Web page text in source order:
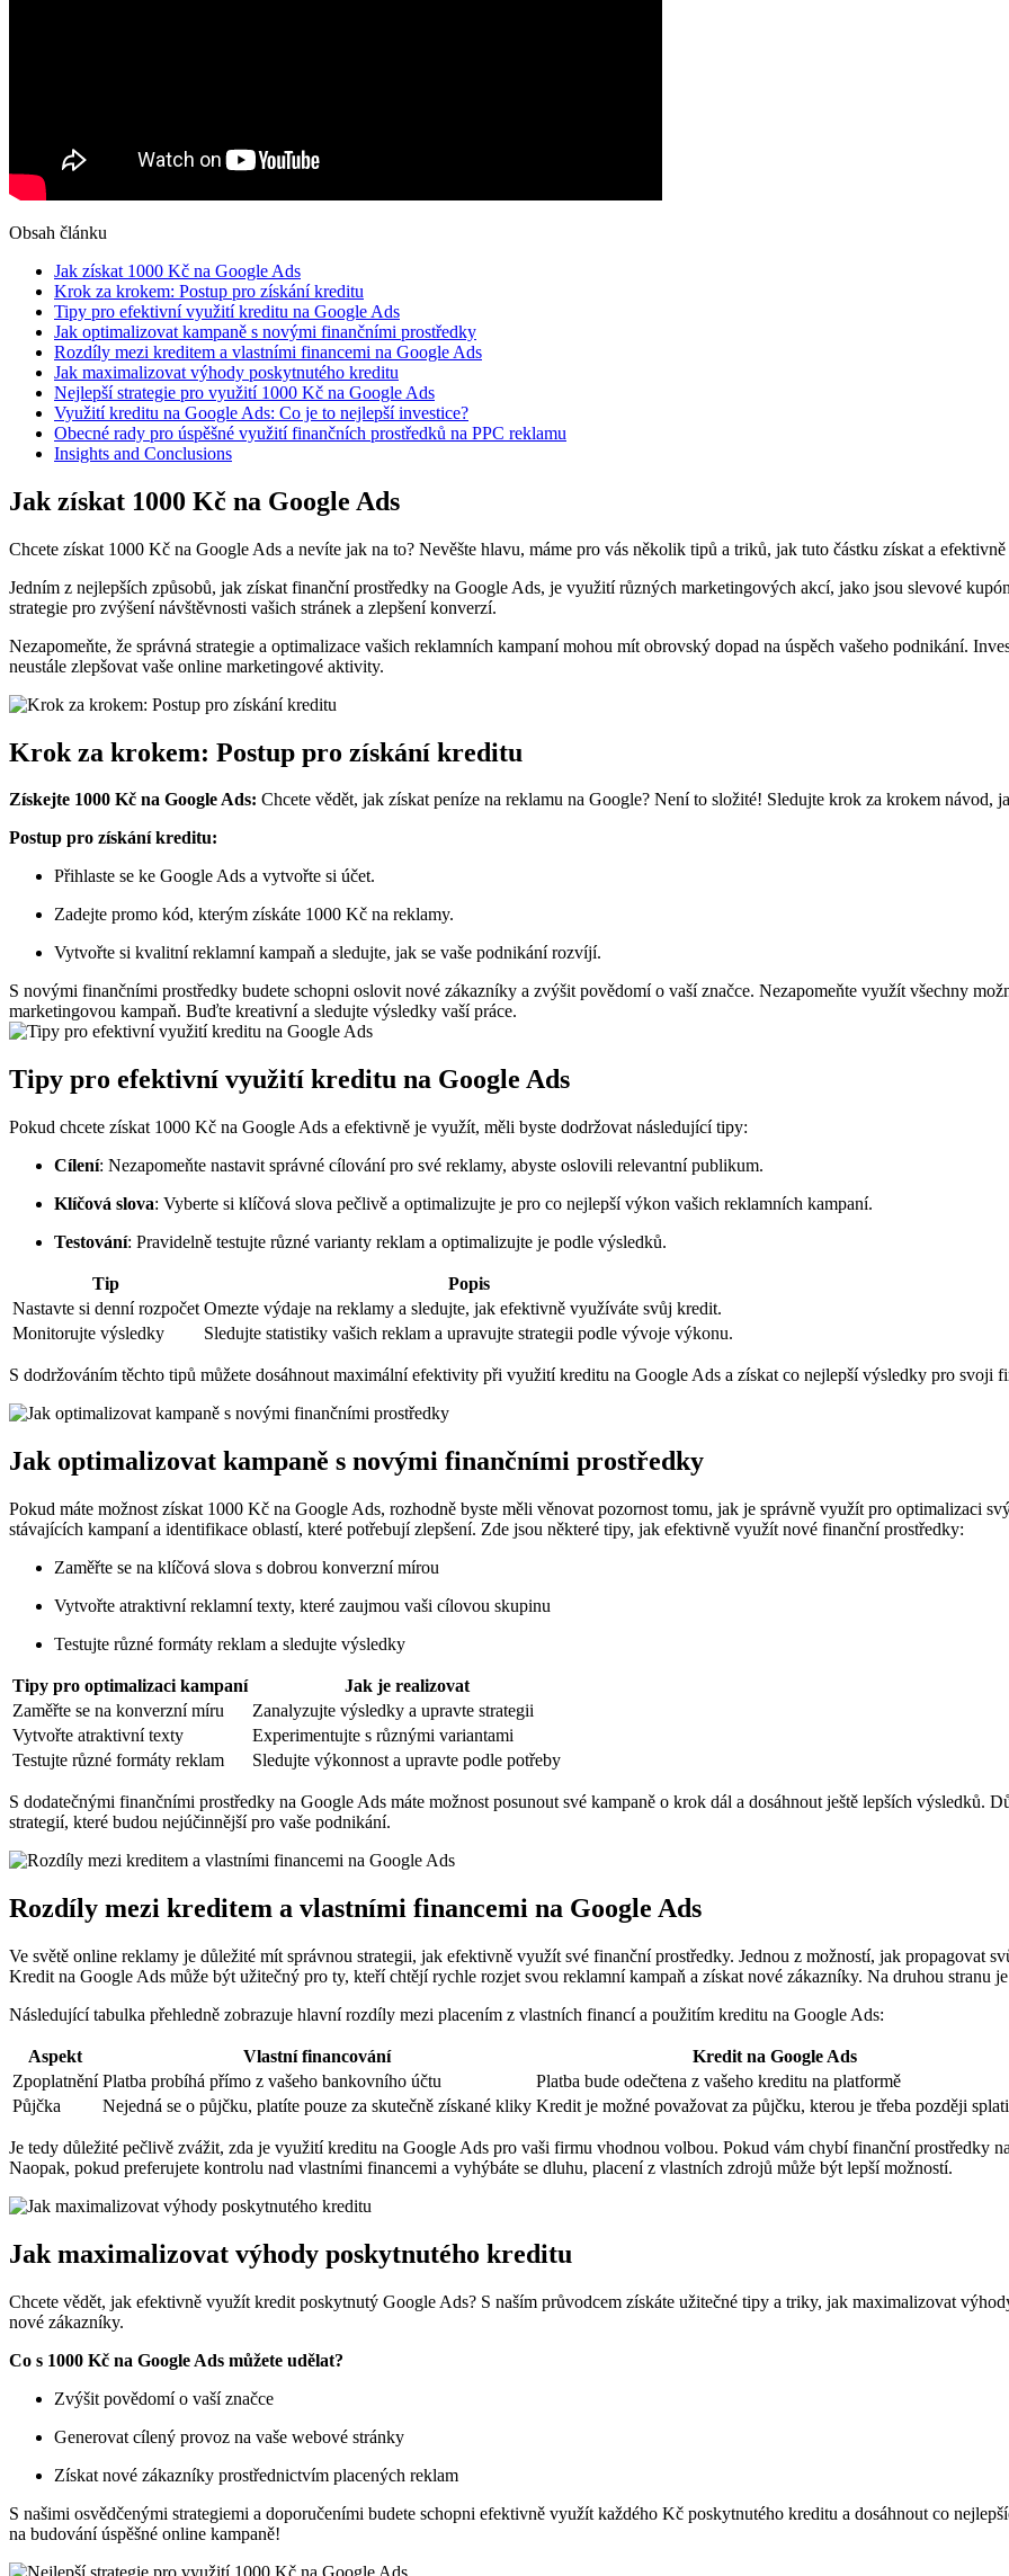
Obsah článku
Jak získat 1000 Kč na Google Ads
Krok za krokem: Postup pro získání kreditu
Tipy pro efektivní využití kreditu na Google Ads
Jak optimalizovat kampaně s novými finančními prostředky
Rozdíly mezi kreditem a vlastními financemi na Google Ads
Jak maximalizovat výhody poskytnutého kreditu
Nejlepší strategie pro využití 1000 Kč na Google Ads
Využití kreditu na Google Ads: Co je to nejlepší investice?
Obecné rady pro úspěšné využití finančních prostředků na PPC reklamu
Insights and Conclusions
Jak získat 1000 Kč na Google Ads
Chcete získat 1000 Kč na Google Ads a nevíte jak na to? Nevěšte hlavu, máme pro vás několik tipů a triků, jak tuto částku získat a
Jedním z nejlepších způsobů, jak získat finanční prostředky na Google Ads, je využití různých marketingových akcí, jako jsou slevové
strategie pro zvýšení návštěvnosti vašich stránek a zlepšení konverzí.
Nezapomeňte, že správná strategie a optimalizace vašich reklamních kampaní mohou mít obrovský dopad na úspěch vašeho podnikání.
neustále zlepšovat vaše online marketingové aktivity.
Krok za krokem: Postup pro získání kreditu
Získejte 1000 Kč na Google Ads: Chcete vědět, jak získat peníze na reklamu na Google? Není to složité! Sledujte krok za krokem návod,
Postup pro získání kreditu:
Přihlaste se ke Google Ads a vytvořte si účet.
Zadejte promo kód, kterým získáte 1000 Kč na reklamy.
Vytvořte si kvalitní reklamní kampaň a sledujte, jak se vaše podnikání rozvíjí.
S novými finančními prostředky budete schopni oslovit nové zákazníky a zvýšit povědomí o vaší značce. Nezapomeňte využít všechny
marketingovou kampaň. Buďte kreativní a sledujte výsledky vaší práce.
Tipy pro efektivní využití kreditu na Google Ads
Pokud chcete získat 1000 Kč na Google Ads a efektivně je využít, měli byste dodržovat následující tipy:
Cílení: Nezapomeňte nastavit správné cílování pro své reklamy, abyste oslovili relevantní publikum.
Klíčová slova: Vyberte si klíčová slova pečlivě a optimalizujte je pro co nejlepší výkon vašich reklamních kampaní.
Testování: Pravidelně testujte různé varianty reklam a optimalizujte je podle výsledků.
Tip
Popis
Nastavte si denní rozpočet Omezte výdaje na reklamy a sledujte, jak efektivně využíváte svůj kredit.
Monitorujte výsledky
Sledujte statistiky vašich reklam a upravujte strategii podle vývoje výkonu.
S dodržováním těchto tipů můžete dosáhnout maximální efektivity při využití kreditu na Google Ads a získat co nejlepší výsledky pro svoji
Jak optimalizovat kampaně s novými finančními prostředky
Pokud máte možnost získat 1000 Kč na Google Ads, rozhodně byste měli věnovat pozornost tomu, jak je správně využít pro optimalizaci
stávajících kampaní a identifikace oblastí, které potřebují zlepšení. Zde jsou některé tipy, jak efektivně využít nové finanční prostředky:
Zaměřte se na klíčová slova s dobrou konverzní mírou
Vytvořte atraktivní reklamní texty, které zaujmou vaši cílovou skupinu
Testujte různé formáty reklam a sledujte výsledky
Tipy pro optimalizaci kampaní
Jak je realizovat
Zaměřte se na konverzní míru
Zanalyzujte výsledky a upravte strategii
Vytvořte atraktivní texty
Experimentujte s různými variantami
Testujte různé formáty reklam
Sledujte výkonnost a upravte podle potřeby
S dodatečnými finančními prostředky na Google Ads máte možnost posunout své kampaně o krok dál a dosáhnout ještě lepších výsledků.
strategií, které budou nejúčinnější pro vaše podnikání.
Rozdíly mezi kreditem a vlastními financemi na Google Ads
Ve světě online reklamy je důležité mít správnou strategii, jak efektivně využít své finanční prostředky. Jednou z možností, jak propagovat
Kredit na Google Ads může být užitečný pro ty, kteří chtějí rychle rozjet svou reklamní kampaň a získat nové zákazníky. Na druhou stranu
Následující tabulka přehledně zobrazuje hlavní rozdíly mezi placením z vlastních financí a použitím kreditu na Google Ads:
Aspekt Vlastní financování
Kredit na Google Ads
Zpoplatnění Platba probíhá přímo z vašeho bankovního účtu
Platba bude odečtena z vašeho kreditu na platformě
Půjčka
Nejedná se o půjčku, platíte pouze za skutečně získané kliky Kredit je možné považovat za půjčku, kterou je třeba později
Je tedy důležité pečlivě zvážit, zda je využití kreditu na Google Ads pro vaši firmu vhodnou volbou. Pokud vám chybí finanční prostředky
Naopak, pokud preferujete kontrolu nad vlastními financemi a vyhýbáte se dluhu, placení z vlastních zdrojů může být lepší možností.
Jak maximalizovat výhody poskytnutého kreditu
Chcete vědět, jak efektivně využít kredit poskytnutý Google Ads? S naším průvodcem získáte užitečné tipy a triky, jak maximalizovat
nové zákazníky.
Co s 1000 Kč na Google Ads můžete udělat?
Zvýšit povědomí o vaší značce
Generovat cílený provoz na vaše webové stránky
Získat nové zákazníky prostřednictvím placených reklam
S našimi osvědčenými strategiemi a doporučeními budete schopni efektivně využít každého Kč poskytnutého kreditu a dosáhnout co
na budování úspěšné online kampaně!